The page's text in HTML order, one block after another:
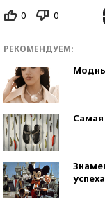
0 0
РЕКОМЕНДУЕМ:
Самая